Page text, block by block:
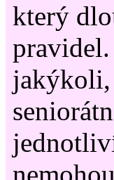
který
jakýkoli,